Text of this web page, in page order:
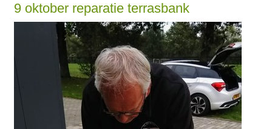
9 oktober reparatie terrasbank